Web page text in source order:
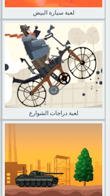
لعبة سيارة البيض
لعبة دراجات الشوارع